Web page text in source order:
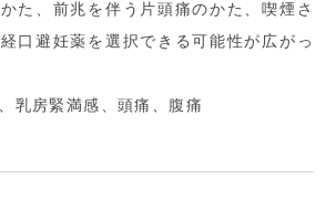
た、前兆を伴う片頭痛のかた、喫煙さ
口避妊薬を選択できる可能性が広がっ
乳房緊満感、頭痛、腹痛